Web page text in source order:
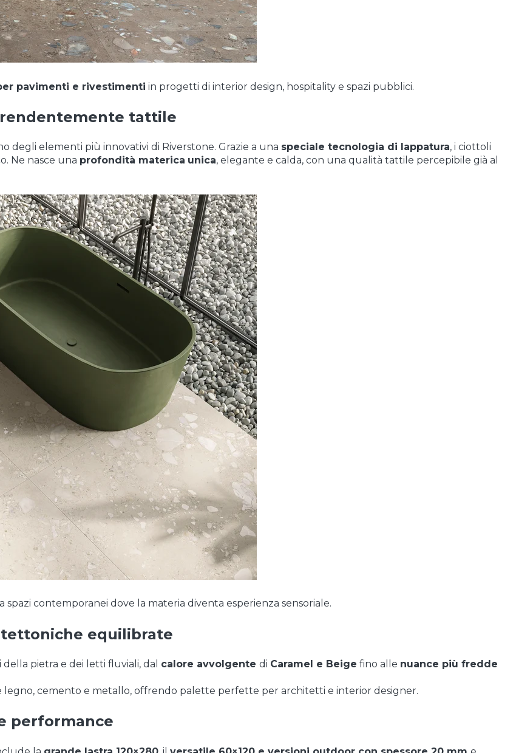
pavimenti e rivestimenti in progetti di interior design, hospitality e spazi pubblici.
tattile
degli elementi più innovativi di Riverstone. Grazie a una speciale tecnologia di lappatura, i ciottoli
Ne nasce una profondità materica unica, elegante e calda, con una qualità tattile percepibile già al
contemporanei dove la materia diventa esperienza sensoriale.
equilibrate
pietra e dei letti fluviali, dal calore avvolgente di Caramel e Beige fino alle nuance più fredde
cemento e metallo, offrendo palette perfette per architetti e interior designer.
performance